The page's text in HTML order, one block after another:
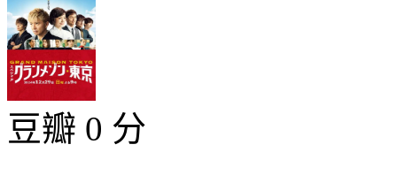
豆瓣 0 分